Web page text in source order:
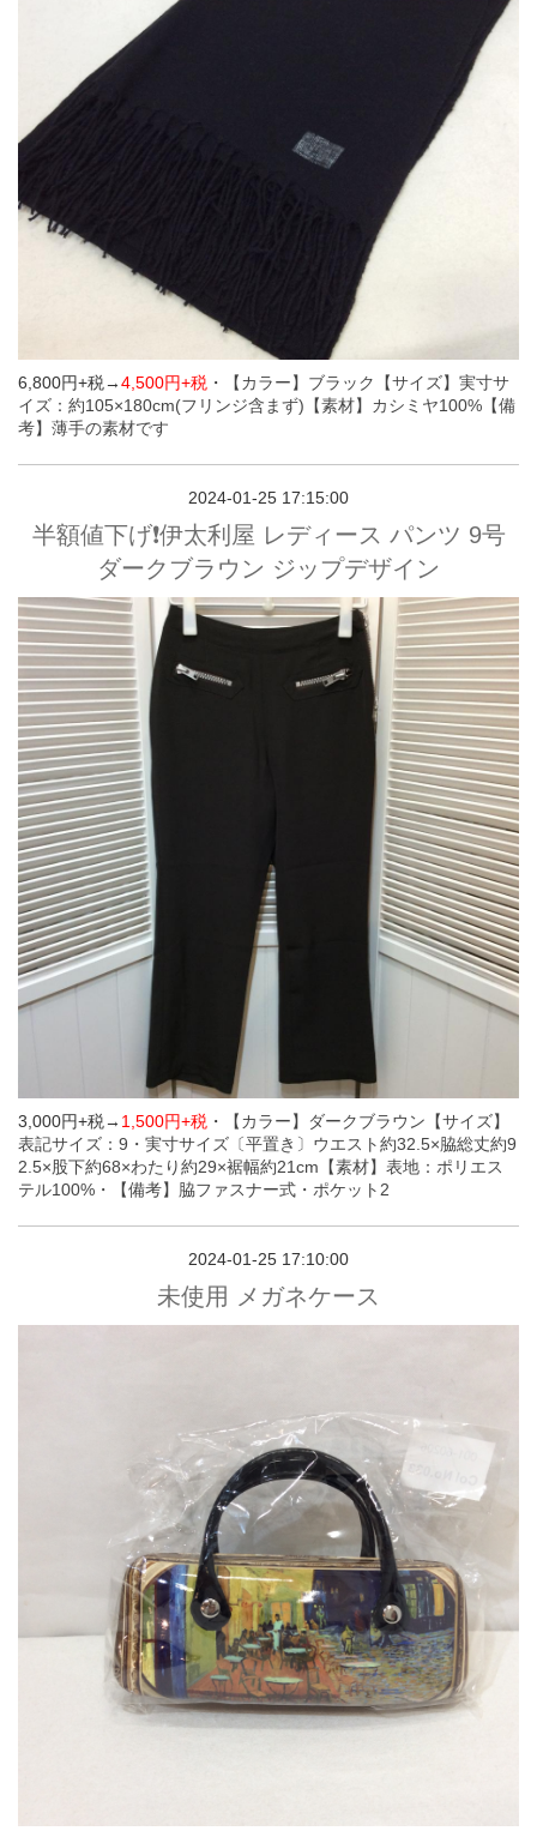
6,800円+税→4,500円+税 ・ 【カラー】ブラック
【サイズ】実寸サ
イズ：約105×180cm(フリンジ含まず) 【素材】カシミヤ100% 【備
考】薄手の素材です
2024-01-25 17:15:00
半額値下げ❗️伊太利屋 レディース パンツ 9号
ダークブラウン ジップデザイン
3,000円+税→ 1,500円+税 ・ 【カラー】ダークブラウン 【サイズ】
表記サイズ：9・実寸サイズ〔平置き〕ウエスト約32.5×脇総丈約9
2.5×股下約68×わたり約29×裾幅約21cm 【素材】表地：ポリエス
テル100%・
【備考】脇ファスナー式・ポケット2
2024-01-25 17:10:00
未使用 メガネケース